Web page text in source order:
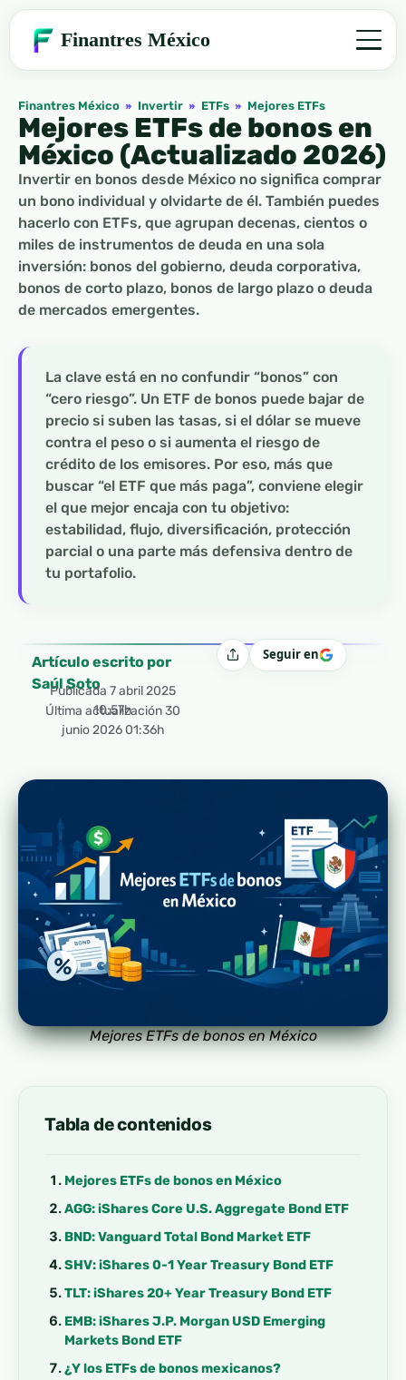
Finantres México
Finantres México » Invertir » ETFs » Mejores ETFs
Mejores ETFs de bonos en
México (Actualizado 2026)
Invertir en bonos desde México no significa comprar
un bono individual y olvidarte de él. También puedes
hacerlo con ETFs, que agrupan decenas, cientos o
miles de instrumentos de deuda en una sola
inversión: bonos del gobierno, deuda corporativa,
bonos de corto plazo, bonos de largo plazo o deuda
de mercados emergentes.
La clave está en no confundir “bonos” con
“cero riesgo”. Un ETF de bonos puede bajar de
precio si suben las tasas, si el dólar se mueve
contra el peso o si aumenta el riesgo de
crédito de los emisores. Por eso, más que
buscar “el ETF que más paga”, conviene elegir
el que mejor encaja con tu objetivo:
estabilidad, flujo, diversificación, protección
parcial o una parte más defensiva dentro de
tu portafolio.
Artículo escrito por
Saúl Soto
Publicada 7 abril 2025
10:57h
Última actualización 30
junio 2026 01:36h
CompartirSeguir en
Mejores ETFs de bonos en México
Tabla de contenidos
Mejores ETFs de bonos en México
AGG: iShares Core U.S. Aggregate Bond ETF
BND: Vanguard Total Bond Market ETF
SHV: iShares 0-1 Year Treasury Bond ETF
TLT: iShares 20+ Year Treasury Bond ETF
EMB: iShares J.P. Morgan USD Emerging
Markets Bond ETF
¿Y los ETFs de bonos mexicanos?